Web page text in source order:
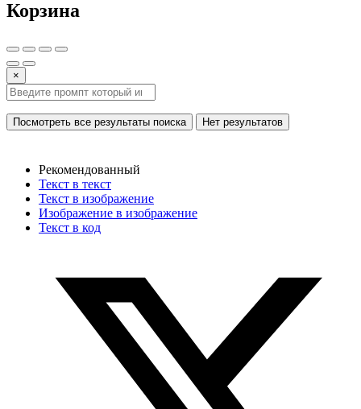
Корзина
×
Посмотреть все результаты поиска Нет результатов
Рекомендованный
Текст в текст
Текст в изображение
Изображение в изображение
Текст в код